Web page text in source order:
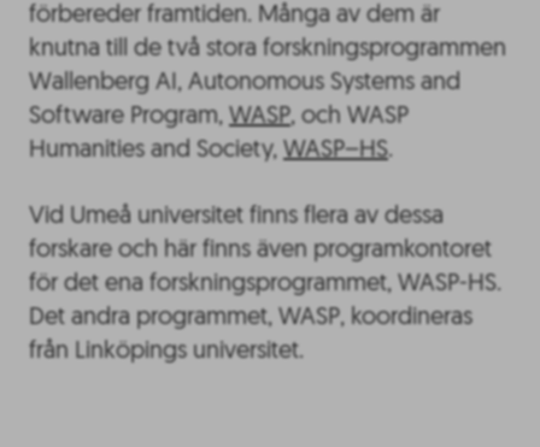
förbereder framtiden. Många av dem är
knutna till de två stora forskningsprogrammen
Wallenberg AI, Autonomous Systems and
Software Program, WASP, och WASP
Humanities and Society, WASP–HS.
Vid Umeå universitet finns flera av dessa
forskare och här finns även programkontoret
för det ena forskningsprogrammet, WASP-HS.
Det andra programmet, WASP, koordineras
från Linköpings universitet.